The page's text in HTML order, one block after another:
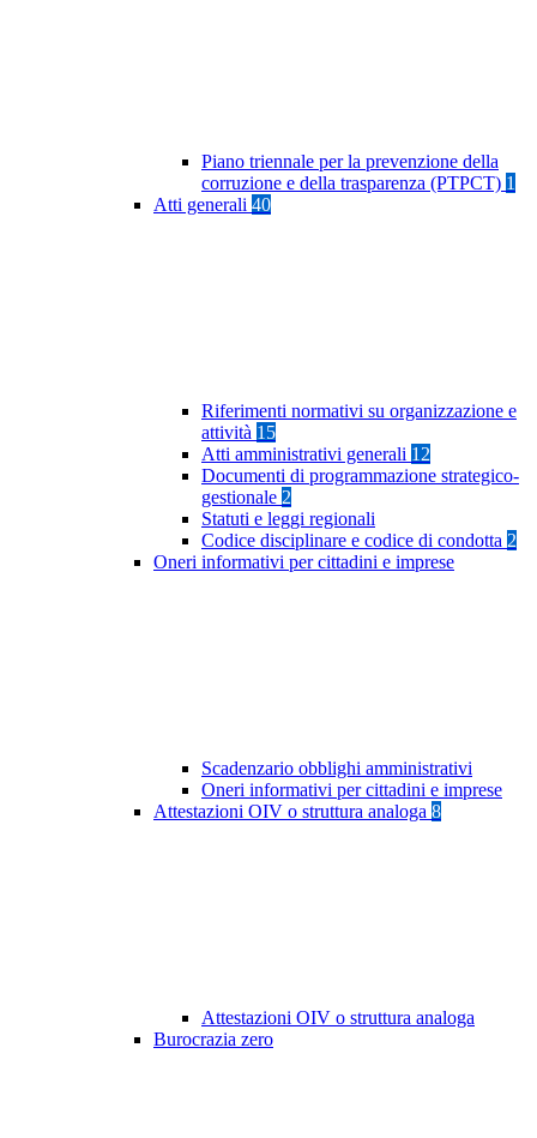
Piano triennale per la prevenzione della
corruzione e della trasparenza (PTPCT) 1
Atti generali 40
Riferimenti normativi su organizzazione e
attività 15
Atti amministrativi generali 12
Documenti di programmazione strategico-
gestionale 2
Statuti e leggi regionali
Codice disciplinare e codice di condotta 2
Oneri informativi per cittadini e imprese
Scadenzario obblighi amministrativi
Oneri informativi per cittadini e imprese
Attestazioni OIV o struttura analoga 8
Attestazioni OIV o struttura analoga
Burocrazia zero